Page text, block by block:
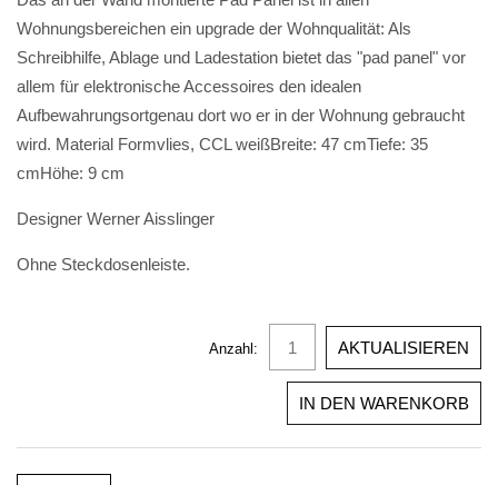
Wohnungsbereichen ein upgrade der Wohnqualität: Als
Schreibhilfe, Ablage und Ladestation bietet das "pad panel" vor
allem für elektronische Accessoires den idealen
Aufbewahrungsortgenau dort wo er in der Wohnung gebraucht
wird. Material Formvlies, CCL weißBreite: 47 cmTiefe: 35
cmHöhe: 9 cm
Designer Werner Aisslinger
Ohne Steckdosenleiste.
Anzahl: